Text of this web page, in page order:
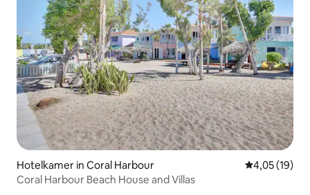
Hotelkamer in Coral Harbour Gemiddelde
4,05 (19)
Coral Harbour Beach House and Villas